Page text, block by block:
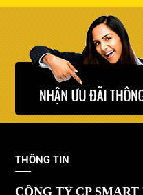
THÔNG TIN
CÔNG TY CP